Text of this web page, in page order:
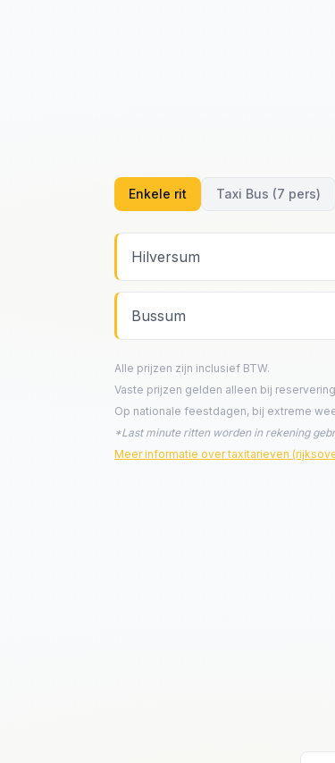
Enkele rit Taxi Bus (7 pers)
Hilversum
Bussum
Alle prijzen zijn inclusief BTW.
Vaste prijzen gelden alleen bij
Op nationale feestdagen, bij extreme
*Last minute ritten worden in rekening
Meer informatie over taxitarieven